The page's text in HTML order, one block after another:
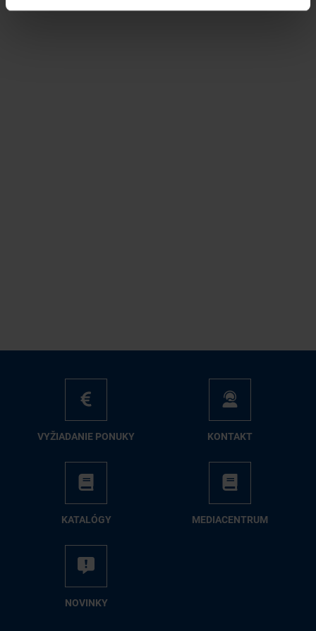
VY­ŽIA­DA­NIE PO­NU­KY KON­TAKT
KA­TA­LÓ­GY ME­DIA­CEN­TRUM
NO­VIN­KY